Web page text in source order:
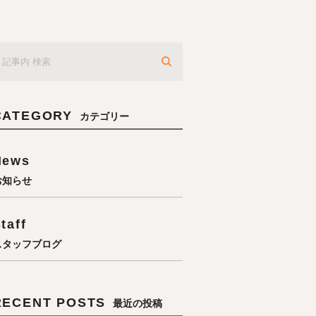
カテゴリー
らせ
ッフブログ
POSTS 最近の投稿